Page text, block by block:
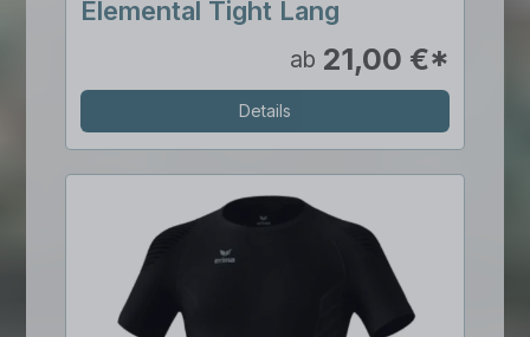
Elemental Tight Lang
ab 21,00 €*
Details